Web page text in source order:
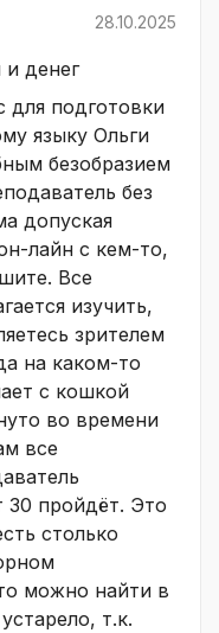
28.10.2025
и денег
для подготовки
языку Ольги
безобразием
без
допуская
лайн с кем-то,
Все
изучить,
зрителем
на каком-то
с кошкой
во времени
все
30 пройдёт. Это
столько
можно найти в
т.к.